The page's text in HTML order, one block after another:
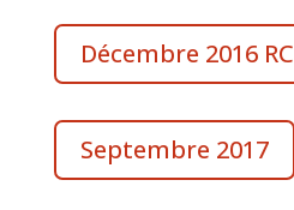
Décembre 2016 RC
Septembre 2017